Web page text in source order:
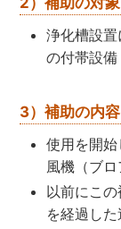
浄化槽設
の付帯設備
3）補助の内容
使用を開
風機（ブ
以前にこ
を経過し